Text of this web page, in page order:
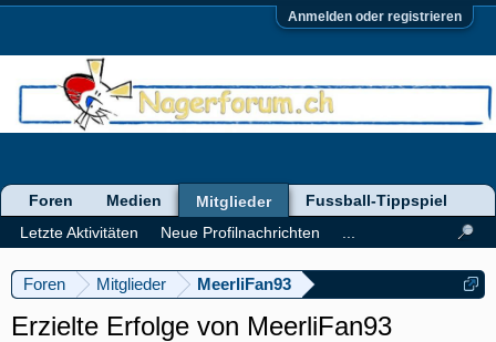
Anmelden oder registrieren
Foren Mitglieder MeerliFan93
Erzielte Erfolge von MeerliFan93
Foren Medien
Mitglieder
Letzte Aktivitäten
Neue Profilnachrichten
Fussball-Tippspiel